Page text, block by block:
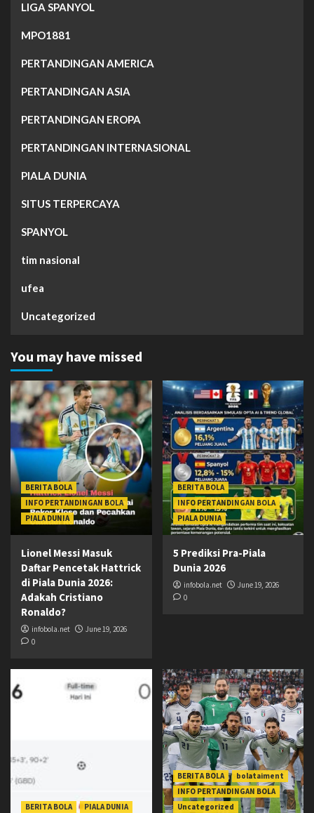
LIGA SPANYOL
MPO1881
PERTANDINGAN AMERICA
PERTANDINGAN ASIA
PERTANDINGAN EROPA
PERTANDINGAN INTERNASIONAL
PIALA DUNIA
SITUS TERPERCAYA
SPANYOL
tim nasional
ufea
Uncategorized
You may have missed
BERITA BOLA
INFO PERTANDINGAN BOLA
PIALA DUNIA
Lionel Messi Masuk
Daftar Pencetak Hattrick
di Piala Dunia 2026:
Adakah Cristiano
Ronaldo?
infobola.net
June 19, 2026
0
BERITA BOLA
INFO PERTANDINGAN BOLA
PIALA DUNIA
5 Prediksi Pra-Piala
Dunia 2026
infobola.net
June 19, 2026
0
BERITA BOLA PIALA DUNIA
BERITA BOLA
bolataiment
INFO PERTANDINGAN BOLA
Uncategorized